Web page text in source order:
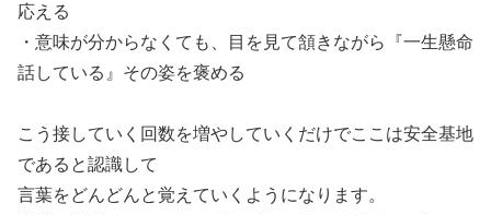
応える
・意味が分からなくても、目を見て頷きながら『一生懸命
話している』その姿を褒める
こう接していく回数を増やしていくだけでここは安全基地
であると認識して
言葉をどんどんと覚えていくようになります。